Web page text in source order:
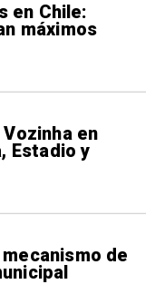
en Chile:
máximos
en
Estadio y
de